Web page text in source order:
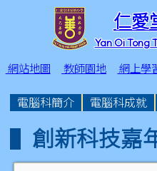
仁愛
Yan Oi Tong
網站地圖 教師園地 網上學
電腦科簡介 電腦科成就
創新科技嘉